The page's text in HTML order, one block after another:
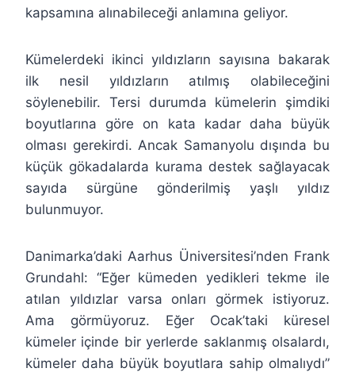
kapsamına alınabileceği anlamına geliyor.
Kümelerdeki ikinci yıldızların sayısına bakarak
ilk nesil yıldızların atılmış olabileceğini
söylenebilir. Tersi durumda kümelerin şimdiki
boyutlarına göre on kata kadar daha büyük
olması gerekirdi. Ancak Samanyolu dışında bu
küçük gökadalarda kurama destek sağlayacak
sayıda sürgüne gönderilmiş yaşlı yıldız
bulunmuyor.
Danimarka’daki Aarhus Üniversitesi’nden Frank
Grundahl: “Eğer kümeden yedikleri tekme ile
atılan yıldızlar varsa onları görmek istiyoruz.
Ama görmüyoruz. Eğer Ocak’taki küresel
kümeler içinde bir yerlerde saklanmış olsalardı,
kümeler daha büyük boyutlara sahip olmalıydı”